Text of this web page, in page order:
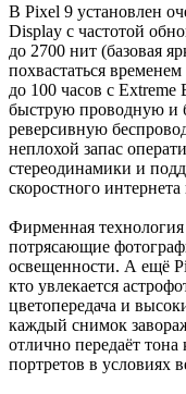
В Pixel 9 установлен
Display с частотой
до 2700 нит (базовая
похвастаться
до 100 часов с
быструю проводную и
реверсивную
неплохой запас
стереодинамики и
скоростного
Фирменная технология
потрясающие
освещенности. А ещё
кто увлекается
цветопередача и
каждый снимок
отлично передаёт
портретов в условиях